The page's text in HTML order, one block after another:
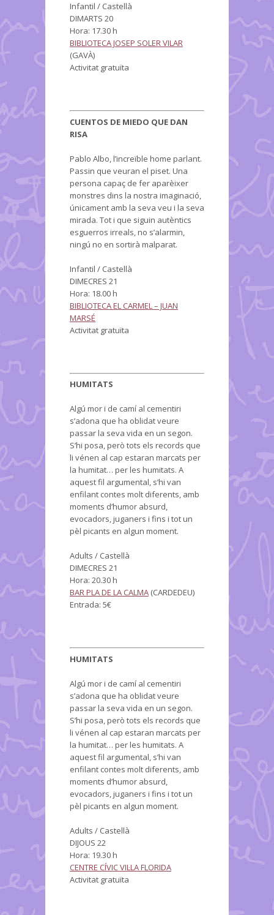
Infantil / Castellà
DIMARTS 20
Hora: 17.30 h
BIBLIOTECA JOSEP SOLER VILAR
(GAVÀ)
Activitat gratuïta
CUENTOS DE MIEDO QUE DAN
RISA
Pablo Albo, l’increïble home parlant.
Passin que veuran el piset. Una
persona capaç de fer aparèixer
monstres dins la nostra imaginació,
únicament amb la seva veu i la seva
mirada. Tot i que siguin autèntics
esguerros irreals, no s’alarmin,
ningú no en sortirà malparat.
Infantil / Castellà
DIMECRES 21
Hora: 18.00 h
BIBLIOTECA EL CARMEL – JUAN
MARSÉ
Activitat gratuïta
HUMITATS
Algú mor i de camí al cementiri
s’adona que ha oblidat veure
passar la seva vida en un segon.
S’hi posa, però tots els records que
li vénen al cap estaran marcats per
la humitat… per les humitats. A
aquest fil argumental, s’hi van
enfilant contes molt diferents, amb
moments d’humor absurd,
evocadors, juganers i fins i tot un
pèl picants en algun moment.
Adults / Castellà
DIMECRES 21
Hora: 20.30 h
BAR PLA DE LA CALMA (CARDEDEU)
Entrada: 5€
HUMITATS
Algú mor i de camí al cementiri
s’adona que ha oblidat veure
passar la seva vida en un segon.
S’hi posa, però tots els records que
li vénen al cap estaran marcats per
la humitat… per les humitats. A
aquest fil argumental, s’hi van
enfilant contes molt diferents, amb
moments d’humor absurd,
evocadors, juganers i fins i tot un
pèl picants en algun moment.
Adults / Castellà
DIJOUS 22
Hora: 19.30 h
CENTRE CÍVIC VIL·LA FLORIDA
Activitat gratuïta